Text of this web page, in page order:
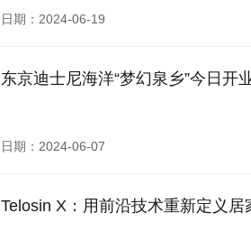
日期：2024-06-19
东京迪士尼海洋“梦幻泉乡”今日开
日期：2024-06-07
Telosin X：用前沿技术重新定义居